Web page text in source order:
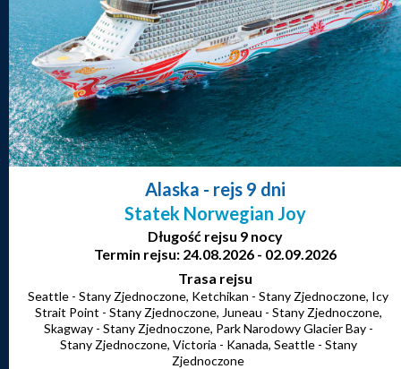
Alaska - rejs 9 dni
Statek Norwegian Joy
Długość rejsu 9 nocy
Termin rejsu: 24.08.2026 - 02.09.2026
Trasa rejsu
Seattle - Stany Zjednoczone, Ketchikan - Stany Zjednoczone, Icy
Strait Point - Stany Zjednoczone, Juneau - Stany Zjednoczone,
Skagway - Stany Zjednoczone, Park Narodowy Glacier Bay -
Stany Zjednoczone, Victoria - Kanada, Seattle - Stany
Zjednoczone